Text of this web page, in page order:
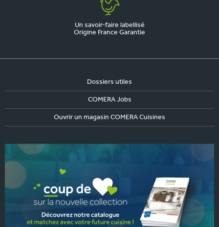
Un savoir-faire labellisé
Origine France Garantie
Dossiers utiles
COMERA Jobs
Ouvrir un magasin COMERA Cuisines